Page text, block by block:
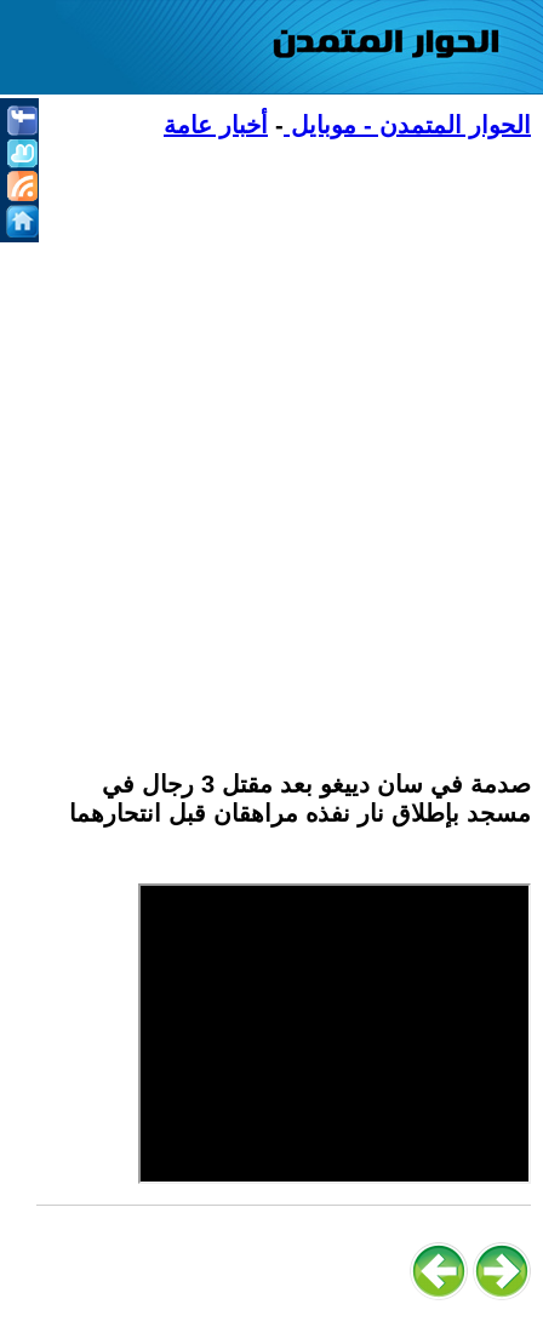
الحوار المتمدن - موبايل - أخبار عامة
صدمة في سان دييغو بعد مقتل 3 رجال في
مسجد بإطلاق نار نفذه مراهقان قبل انتحارهما